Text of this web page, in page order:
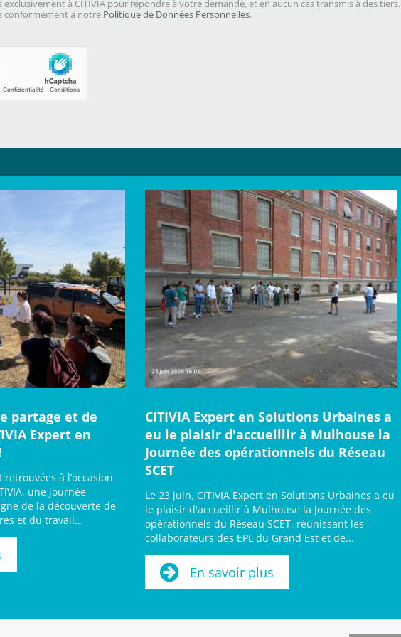
à CITIVIA pour répondre à votre demande, et en aucun cas transmis à des tiers.
conformément à notre Politique de Données Personnelles.
partage et de
Expert en
retrouvées à l’occasion
une journée
de la découverte de
et du travail...
CITIVIA Expert en Solutions Urbaines a
eu le plaisir d'accueillir à Mulhouse la
Journée des opérationnels du Réseau
SCET
Le 23 juin, CITIVIA Expert en Solutions Urbaines a eu
le plaisir d'accueillir à Mulhouse la Journée des
opérationnels du Réseau SCET, réunissant les
collaborateurs des EPL du Grand Est et de...
En savoir plus